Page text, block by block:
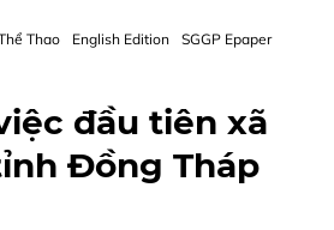
Thao English Edition SGGP Epaper
đầu tiên xã
Đồng Tháp